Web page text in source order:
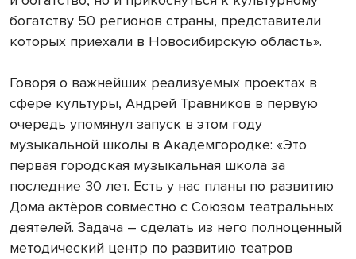
богатству 50 регионов страны, представители
которых приехали в Новосибирскую область».
Говоря о важнейших реализуемых проектах в
сфере культуры, Андрей Травников в первую
очередь упомянул запуск в этом году
музыкальной школы в Академгородке: «Это
первая городская музыкальная школа за
последние 30 лет. Есть у нас планы по развитию
Дома актёров совместно с Союзом театральных
деятелей. Задача – сделать из него полноценный
методический центр по развитию театров